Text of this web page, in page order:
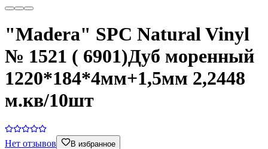
"Madera" SPC Natural Vinyl
№ 1521 ( 6901)Дуб моренный
1220*184*4мм+1,5мм 2,2448
м.кв/10шт
Нет отзывов В избранное